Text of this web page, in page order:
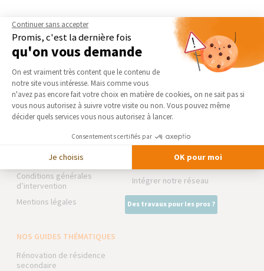
AGENCE DE SUCY-EN-BRIE
Actualités
Notre charte qualité
Partenaires
Foire aux Questions
Conditions générales
d’intervention
Mentions légales
NOS DOMAINES
D’INTERVENTION
EXTENSION
RÉNOVATION INTÉRIEURE
TRAVAUX EXTÉRIEURS
La Maison des Architectes
Expert Bricolage
Intégrer notre réseau
Des travaux pour les pros ?
NOS GUIDES THÉMATIQUES
Rénovation de résidence
secondaire
Continuer sans accepter
Promis, c'est la dernière fois
qu'on vous demande
Plateforme de Gestion du
On est vraiment très content que le contenu de
notre site vous intéresse. Mais comme vous
n'avez pas encore fait votre choix en matière de cookies, on ne sait pas si
vous nous autorisez à suivre votre visite ou non. Vous pouvez même
décider quels services vous nous autorisez à lancer.
Consentements certifiés par
Je choisis OK pour moi
Axeptio consent